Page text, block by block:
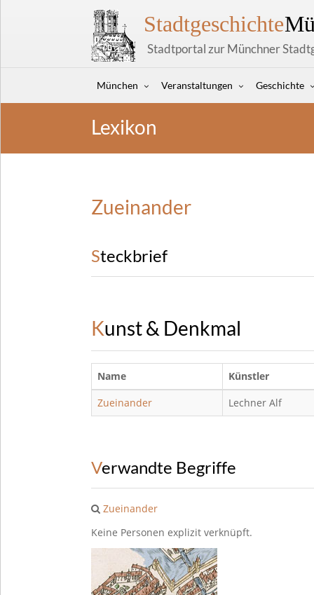
Stadtgeschichte
Stadtportal zur Münchner
München Veranstaltungen Geschichte
Lexikon
Zueinander
Steckbrief
Kunst & Denkmal
Name
Künstler
Zueinander
Lechner Alf
Verwandte Begriffe
Zueinander
Keine Personen explizit verknüpft.